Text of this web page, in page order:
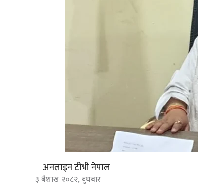
अनलाइन टीभी नेपाल
३ बैशाख २०८२, बुधबार